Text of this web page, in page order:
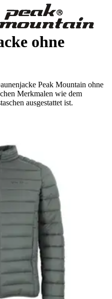
ohne
Peak Mountain ohne
Merkmalen wie dem
ausgestattet ist.